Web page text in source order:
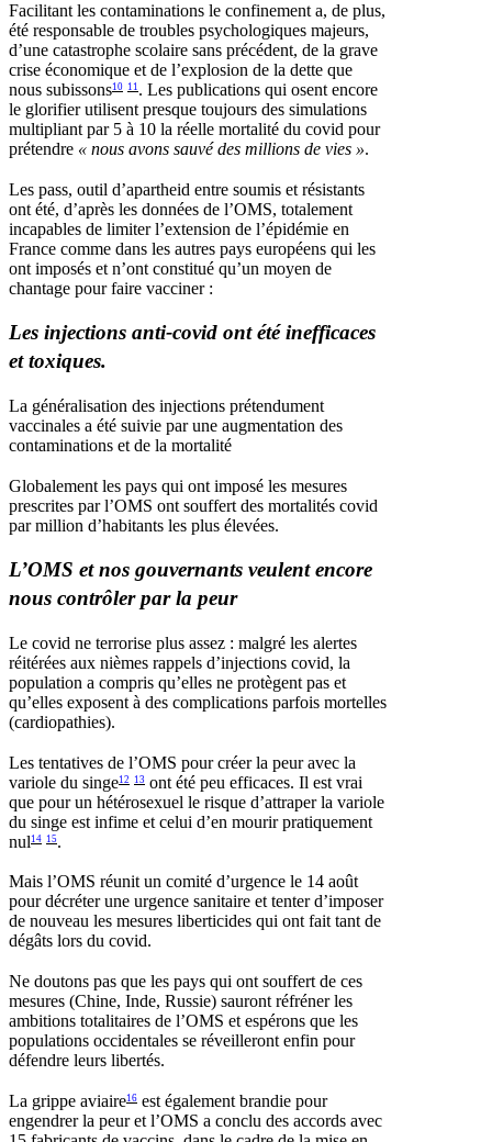
Facilitant les contaminations le confinement a, de plus,
été responsable de troubles psychologiques majeurs,
d’une catastrophe scolaire sans précédent, de la grave
crise économique et de l’explosion de la dette que
nous subissons10 11 . Les publications qui osent encore
le glorifier utilisent presque toujours des simulations
multipliant par 5 à 10 la réelle mortalité du covid pour
prétendre « nous avons sauvé des millions de vies ».
Les pass, outil d’apartheid entre soumis et résistants
ont été, d’après les données de l’OMS, totalement
incapables de limiter l’extension de l’épidémie en
France comme dans les autres pays européens qui les
ont imposés et n’ont constitué qu’un moyen de
chantage pour faire vacciner :
Les injections anti-covid ont été inefficaces
et toxiques.
La généralisation des injections prétendument
vaccinales a été suivie par une augmentation des
contaminations et de la mortalité
Globalement les pays qui ont imposé les mesures
prescrites par l’OMS ont souffert des mortalités covid
par million d’habitants les plus élevées.
L’OMS et nos gouvernants veulent encore
nous contrôler par la peur
Le covid ne terrorise plus assez : malgré les alertes
réitérées aux nièmes rappels d’injections covid, la
population a compris qu’elles ne protègent pas et
qu’elles exposent à des complications parfois mortelles
(cardiopathies).
Les tentatives de l’OMS pour créer la peur avec la
variole du singe12 13 ont été peu efficaces. Il est vrai
que pour un hétérosexuel le risque d’attraper la variole
du singe est infime et celui d’en mourir pratiquement
nul 14 15 .
Mais l’OMS réunit un comité d’urgence le 14 août
pour décréter une urgence sanitaire et tenter d’imposer
de nouveau les mesures liberticides qui ont fait tant de
dégâts lors du covid.
Ne doutons pas que les pays qui ont souffert de ces
mesures (Chine, Inde, Russie) sauront réfréner les
ambitions totalitaires de l’OMS et espérons que les
populations occidentales se réveilleront enfin pour
défendre leurs libertés.
La grippe aviaire16 est également brandie pour
engendrer la peur et l’OMS a conclu des accords avec